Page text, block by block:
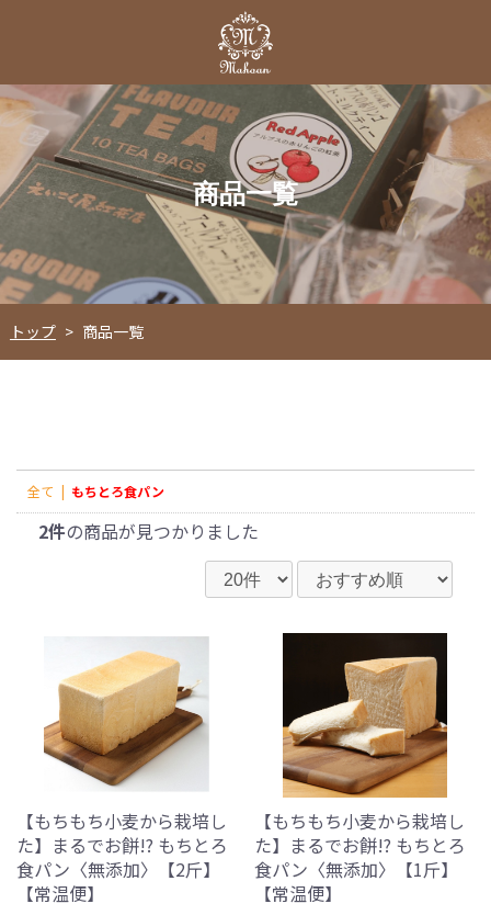
商品一覧
トップ > 商品一覧
全て | もちとろ食パン
2件の商品が見つかりました
【もちもち小麦から栽培し
た】まるでお餅!? もちとろ
食パン〈無添加〉【2斤】
【常温便】
【もちもち小麦から栽培し
た】まるでお餅!? もちとろ
食パン〈無添加〉【1斤】
【常温便】